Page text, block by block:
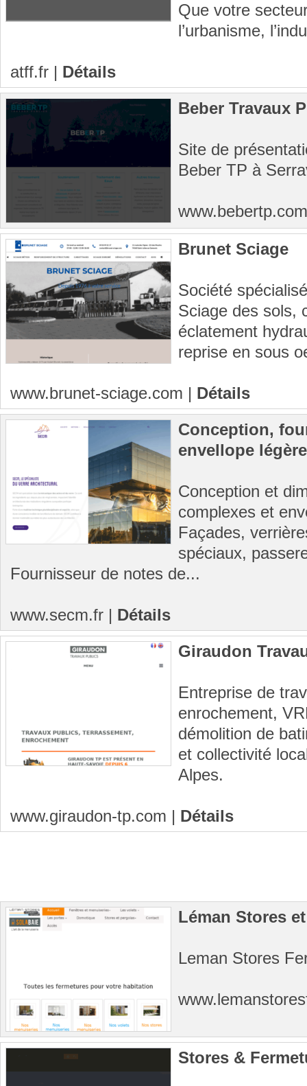
Que votre
l’urbanisme,
atff.fr | Détails
Beber Travaux
Site de
Beber TP à
Brunet Sciage
Société
Sciage des sols,
éclatement
reprise en sous
www.brunet-sciage.com | Détails
Conception,
envellope légère
Conception et
complexes et
Façades,
spéciaux,
Fournisseur de notes de...
www.secm.fr | Détails
Giraudon
Entreprise de
enrochement,
démolition de
et collectivité
Alpes.
www.giraudon-tp.com | Détails
Léman Stores
Leman Stores
Stores &